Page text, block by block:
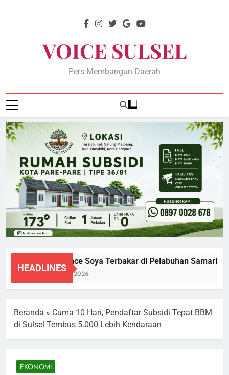
VOICE SULSEL
Pers Membangun Daerah
HEADLINES
KM Prince Soya Terbakar di Pelabuhan Samarinda
1 Agustus 2026
Beranda » Cuma 10 Hari, Pendaftar Subsidi Tepat BBM
di Sulsel Tembus 5.000 Lebih Kendaraan
EKONOMI